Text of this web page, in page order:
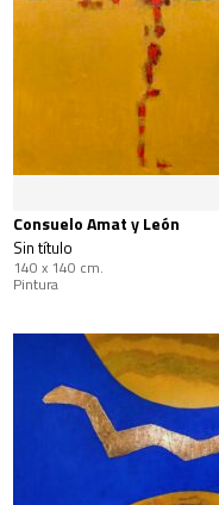
Consuelo Amat y León
Sin título
140 x 140 cm.
Pintura